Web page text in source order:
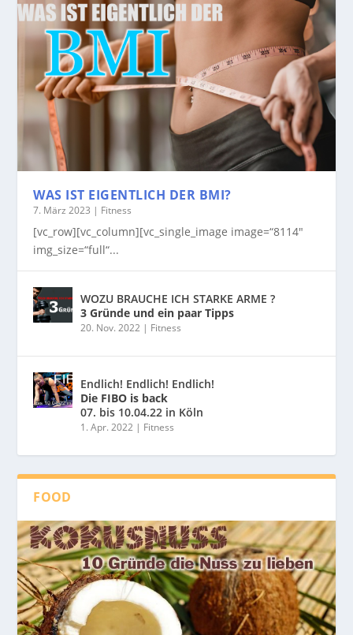
WAS IST EIGENTLICH DER BMI?
7. März 2023 | Fitness
[vc_row][vc_column][vc_single_image image=“8114″
img_size=“full“...
WOZU BRAUCHE ICH STARKE ARME ?
3 Gründe und ein paar Tipps
20. Nov. 2022 | Fitness
Endlich! Endlich! Endlich!
Die FIBO is back
07. bis 10.04.22 in Köln
1. Apr. 2022 | Fitness
FOOD